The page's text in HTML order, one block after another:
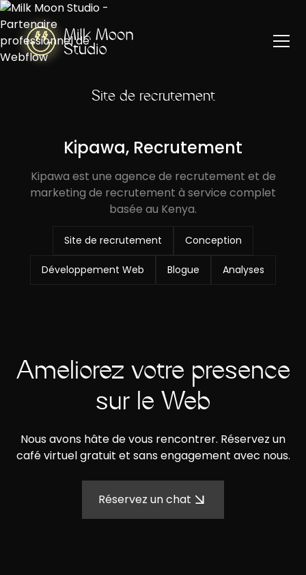
Site de recrutement
Kipawa, Recrutement
Kipawa est une agence de recrutement et de
marketing de recrutement à service complet
basée au Kenya.
Site de recrutement Conception
Développement Web Blogue Analyses
Améliorez votre présence
sur le Web
Nous avons hâte de vous rencontrer. Réservez un
café virtuel gratuit et sans engagement avec nous.
Réservez un chat